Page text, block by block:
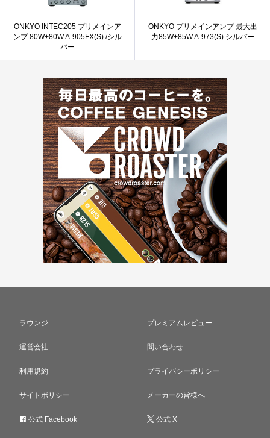
ONKYO INTEC205 プリメインア
ンプ 80W+80W A-905FX(S) /シル
バー
ONKYO プリメインアンプ 最大出
力85W+85W A-973(S) シルバー
ラウンジ プレミアムレビュー
運営会社 問い合わせ
利用規約 プライバシーポリシー
サイトポリシー メーカーの皆様へ
公式 Facebook 公式 X